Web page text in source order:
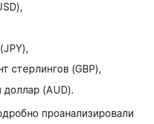
стерлингов (GBP),
доллар (AUD).
проанализировали